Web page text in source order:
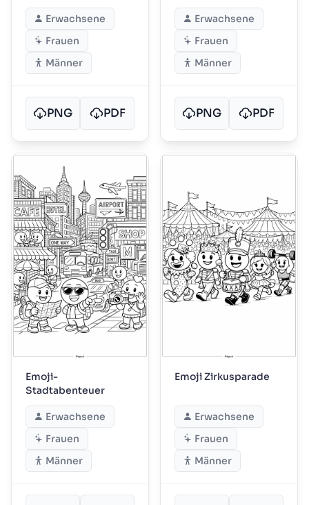
Erwachsene
Frauen
Männer
PNG PDF
Erwachsene
Frauen
Männer
PNG PDF
Emoji-
Stadtabenteuer
Erwachsene
Frauen
Männer
Emoji Zirkusparade
Erwachsene
Frauen
Männer